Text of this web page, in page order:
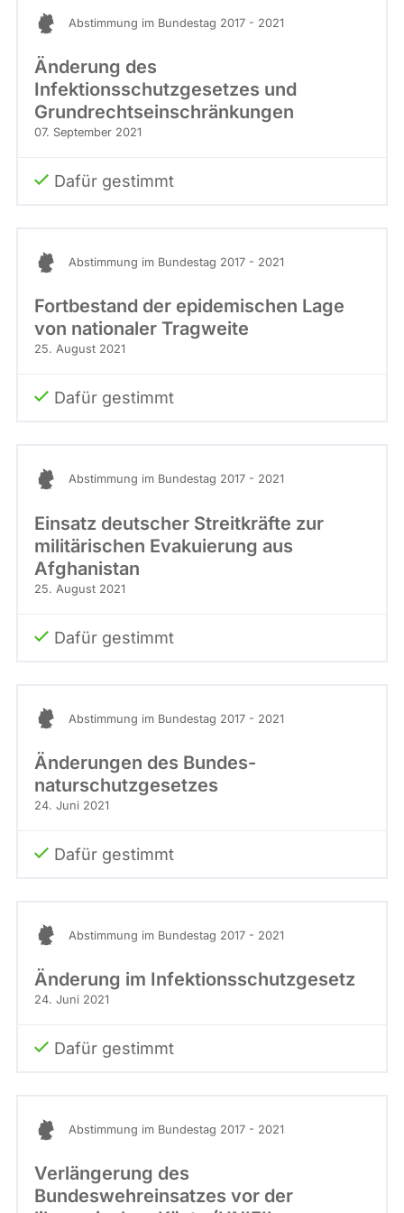
abgeordnetenwatch
werden.
Abstimmung im Bundestag 2017 - 2021
Änderung des
Infektionsschutzgesetzes und
Grundrechtseinschränkungen
07. September 2021
Dafür gestimmt
Abstimmung im Bundestag 2017 - 2021
Fortbestand der epidemischen Lage
von nationaler Tragweite
25. August 2021
Dafür gestimmt
Abstimmung im Bundestag 2017 - 2021
Einsatz deutscher Streitkräfte zur
militärischen Evakuierung aus
Afghanistan
25. August 2021
Dafür gestimmt
Abstimmung im Bundestag 2017 - 2021
Änderungen des Bundes­
naturschutzgesetzes
24. Juni 2021
Dafür gestimmt
Abstimmung im Bundestag 2017 - 2021
Änderung im Infektions­schutz­gesetz
24. Juni 2021
Dafür gestimmt
Abstimmung im Bundestag 2017 - 2021
Verlängerung des
Bundeswehreinsatzes vor der